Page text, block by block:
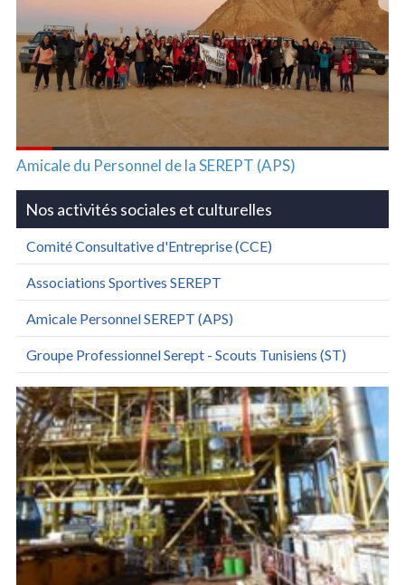
Amicale du Personnel de la SEREPT (APS)
Nos activités sociales et culturelles
Comité Consultative d'Entreprise (CCE)
Associations Sportives SEREPT
Amicale Personnel SEREPT (APS)
Groupe Professionnel Serept - Scouts Tunisiens (ST)